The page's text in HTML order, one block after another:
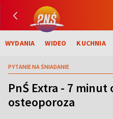
WYDANIA WIDEO KUCHNIA
PYTANIE NA ŚNIADANIE
PnŚ Extra - 7 minut
osteoporoza